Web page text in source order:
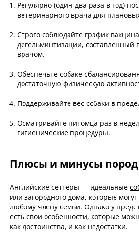
Регулярно (один-два раза в год)
ветеринарного врача для
Строго соблюдайте график
дегельминтизации, составленный
врачом.
Обеспечьте собаке
достаточную физическую
Поддерживайте вес собаки в
Осматривайте питомца раз в
гигиенические процедуры.
Плюсы и минусы
Английские сеттеры — идеальные
или загородного дома, которые
любому члену семьи. Однако у
есть свои особенности, которые
как достоинства, и как недостатки.